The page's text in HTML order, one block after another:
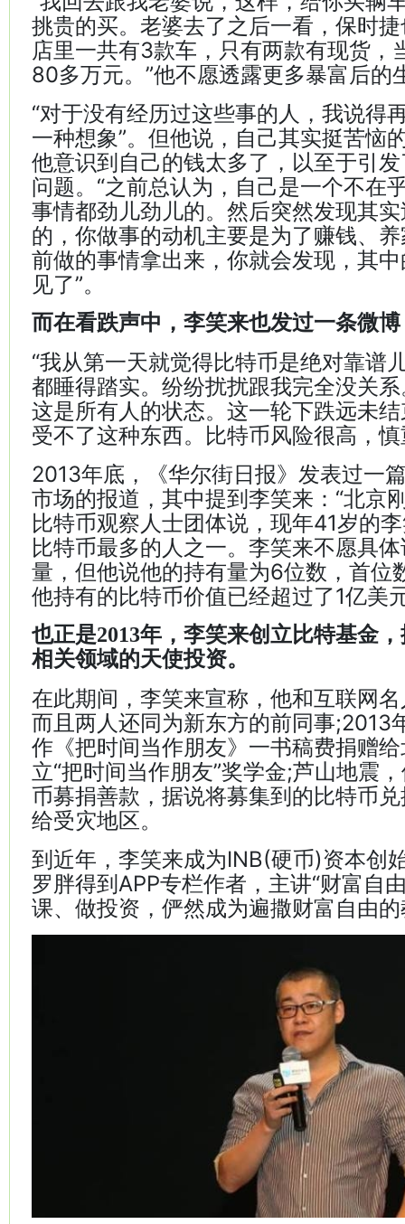
挑贵的买。老婆去了之后一看，保时
店里一共有3款车，只有两款有现货，
80多万元。”他不愿透露更多暴富后的
“对于没有经历过这些事的人，我说得
一种想象”。但他说，自己其实挺苦恼
他意识到自己的钱太多了，以至于引
问题。“之前总认为，自己是一个不在
事情都劲儿劲儿的。然后突然发现其
的，你做事的动机主要是为了赚钱、
前做的事情拿出来，你就会发现，其
见了”。
而在看跌声中，李笑来也发过一条微博
“我从第一天就觉得比特币是绝对靠谱
都睡得踏实。纷纷扰扰跟我完全没关
这是所有人的状态。这一轮下跌远未
受不了这种东西。比特币风险很高，慎
2013年底，《华尔街日报》发表过一
市场的报道，其中提到李笑来：“北京
比特币观察人士团体说，现年41岁的
比特币最多的人之一。李笑来不愿具
量，但他说他的持有量为6位数，首位
他持有的比特币价值已经超过了1亿美
也正是2013年，李笑来创立比特基金
相关领域的天使投资。
在此期间，李笑来宣称，他和互联网
而且两人还同为新东方的前同事;2013
作《把时间当作朋友》一书稿费捐赠
立“把时间当作朋友”奖学金;芦山地震
币募捐善款，据说将募集到的比特币
给受灾地区。
到近年，李笑来成为INB(硬币)资本创
罗胖得到APP专栏作者，主讲“财富自
课、做投资，俨然成为遍撒财富自由